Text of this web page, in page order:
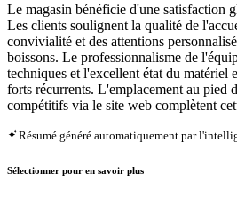
Le magasin bénéficie d'une satisfaction
Les clients soulignent la qualité de
convivialité et des attentions
boissons. Le professionnalisme de
techniques et l'excellent état du matériel
forts récurrents. L'emplacement au pied
compétitifs via le site web complètent
Résumé généré automatiquement par
Sélectionner pour en savoir plus